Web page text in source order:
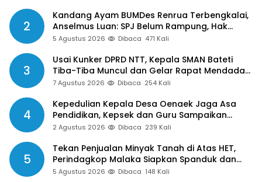
2
Kandang Ayam BUMDes Renrua Terbengkalai,
Anselmus Luan: SPJ Belum Rampung, Hak
Aparat Desa Sejak Januari Belum Dibayar
5 Agustus 2026 Dibaca 471 Kali
3
Usai Kunker DPRD NTT, Kepala SMAN Bateti
Tiba-Tiba Muncul dan Gelar Rapat Mendadak,
Guru Pertanyakan Hak 15 Persen yang Belum
7 Agustus 2026 Dibaca 254 Kali
4
Kepedulian Kepala Desa Oenaek Jaga Asa
Pendidikan, Kepsek dan Guru Sampaikan
Apresiasi
2 Agustus 2026 Dibaca 239 Kali
5
Tekan Penjualan Minyak Tanah di Atas HET,
Perindagkop Malaka Siapkan Spanduk dan
Nomor Pengaduan
5 Agustus 2026 Dibaca 148 Kali